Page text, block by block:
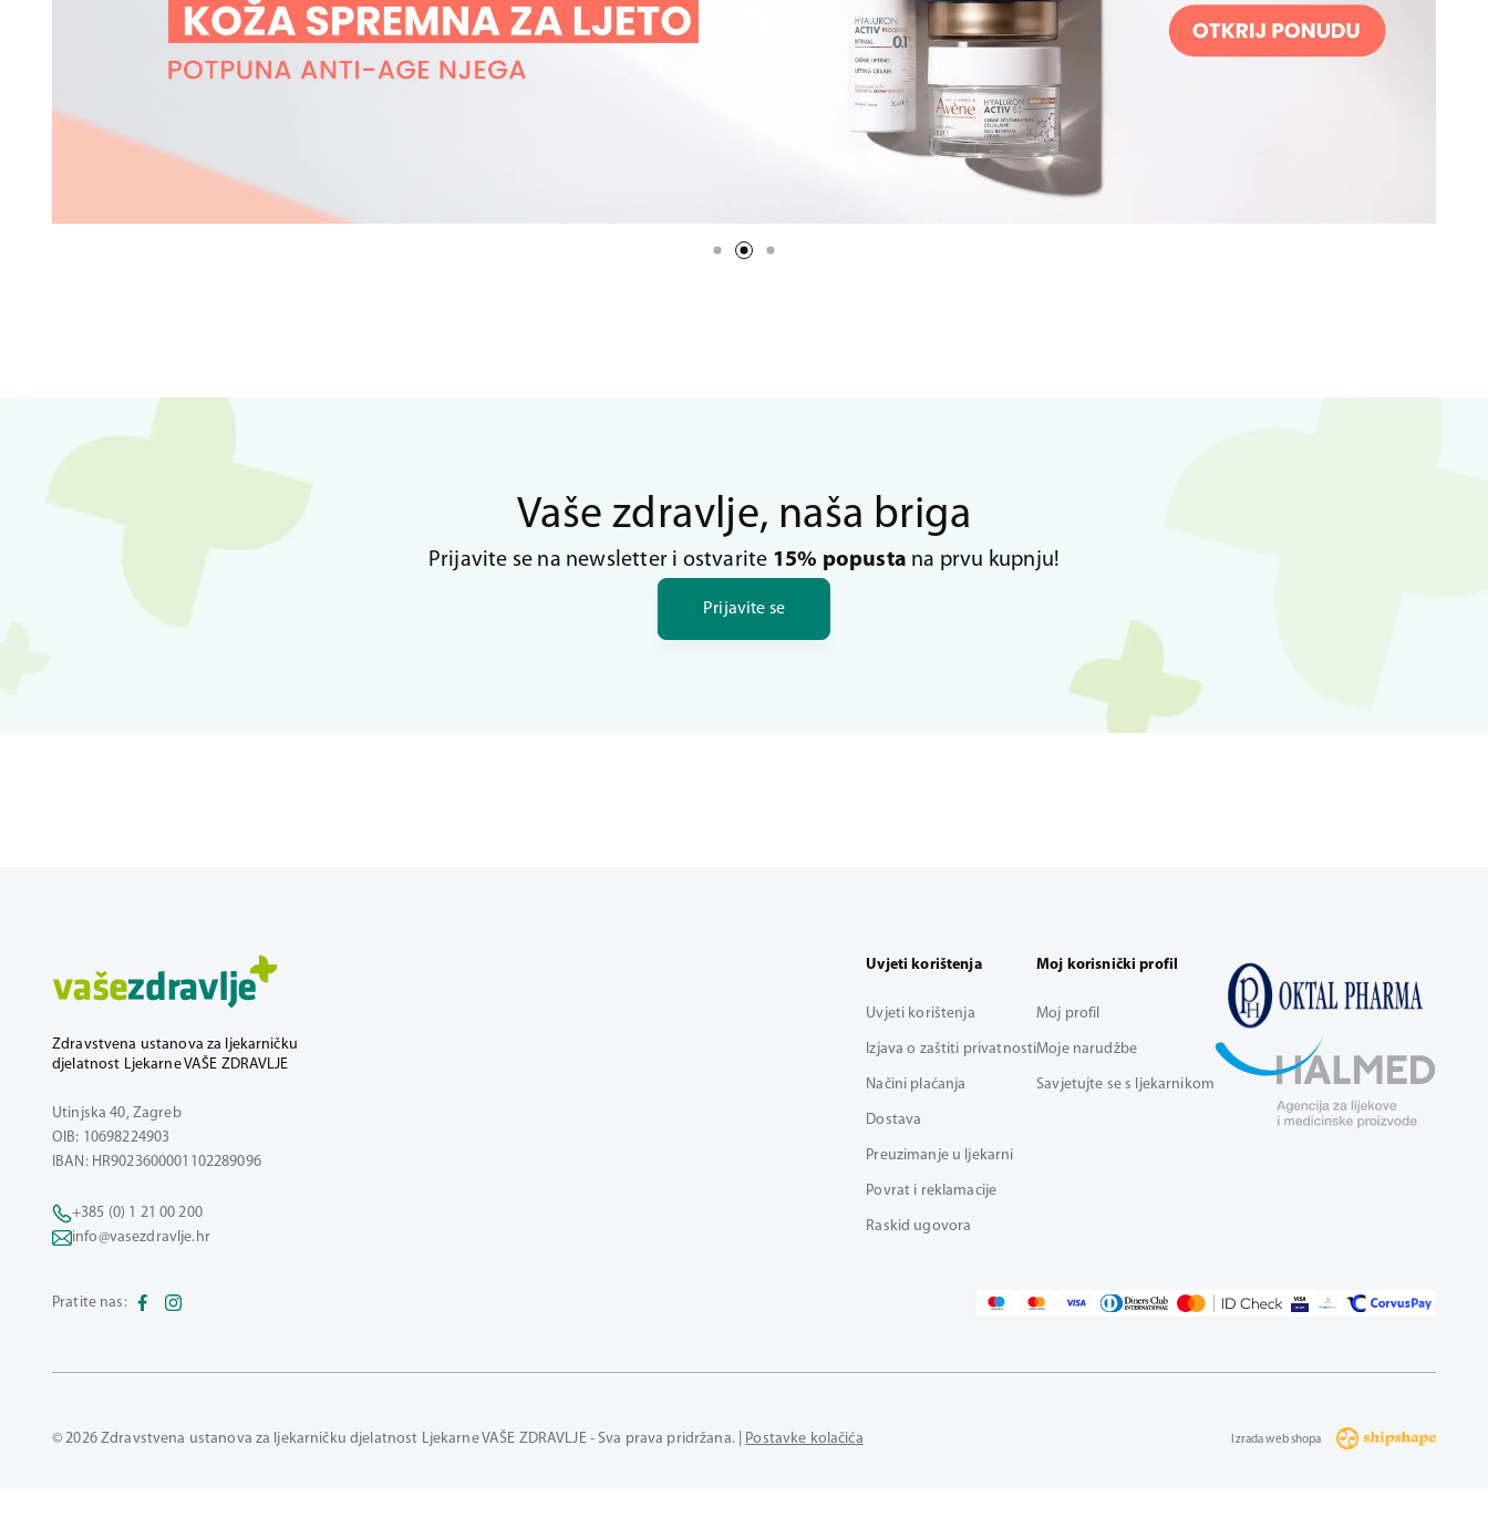
Vaše zdravlje, naša briga
Prijavite se na newsletter i ostvarite 15% popusta na prvu kupnju!
Prijavite se
Zdravstvena ustanova za ljekarničku
djelatnost Ljekarne VAŠE ZDRAVLJE
Utinjska 40, Zagreb
OIB: 10698224903
IBAN: HR9023600001102289096
+385 (0) 1 21 00 200
info@vasezdravlje.hr
Uvjeti korištenja
Uvjeti korištenja
Izjava o zaštiti privatnosti
Načini plaćanja
Dostava
Preuzimanje u ljekarni
Povrat i reklamacije
Raskid ugovora
Moj korisnički profil
Moj profil
Moje narudžbe
Savjetujte se s ljekarnikom
Pratite nas:
© 2026 Zdravstvena ustanova za ljekarničku djelatnost Ljekarne VAŠE ZDRAVLJE - Sva prava pridržana. | Postavke kolačića Izrada web shopa